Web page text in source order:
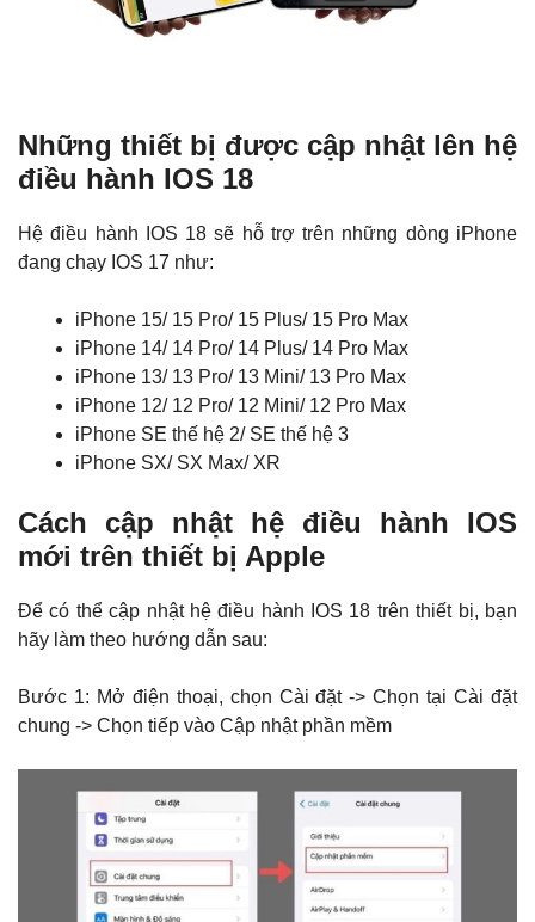
Những thiết bị được cập nhật lên hệ
điều hành IOS 18
Hệ điều hành IOS 18 sẽ hỗ trợ trên những dòng iPhone
đang chạy IOS 17 như:
iPhone 15/ 15 Pro/ 15 Plus/ 15 Pro Max
iPhone 14/ 14 Pro/ 14 Plus/ 14 Pro Max
iPhone 13/ 13 Pro/ 13 Mini/ 13 Pro Max
iPhone 12/ 12 Pro/ 12 Mini/ 12 Pro Max
iPhone SE thế hệ 2/ SE thế hệ 3
iPhone SX/ SX Max/ XR
Cách cập nhật hệ điều hành IOS
mới trên thiết bị Apple
Để có thể cập nhật hệ điều hành IOS 18 trên thiết bị, bạn
hãy làm theo hướng dẫn sau:
Bước 1: Mở điện thoại, chọn Cài đặt -> Chọn tại Cài đặt
chung -> Chọn tiếp vào Cập nhật phần mềm